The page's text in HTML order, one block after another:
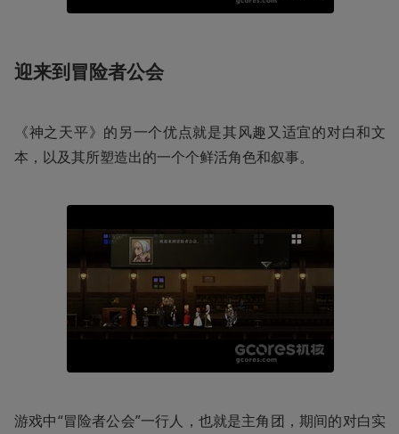
迎来到冒险者公会
《神之天平》的另一个优点就是其风趣又适宜的对白和文
本，以及其所塑造出的一个个鲜活角色和叙事。
游戏中“冒险者公会”一行人，也就是主角团，期间的对白实